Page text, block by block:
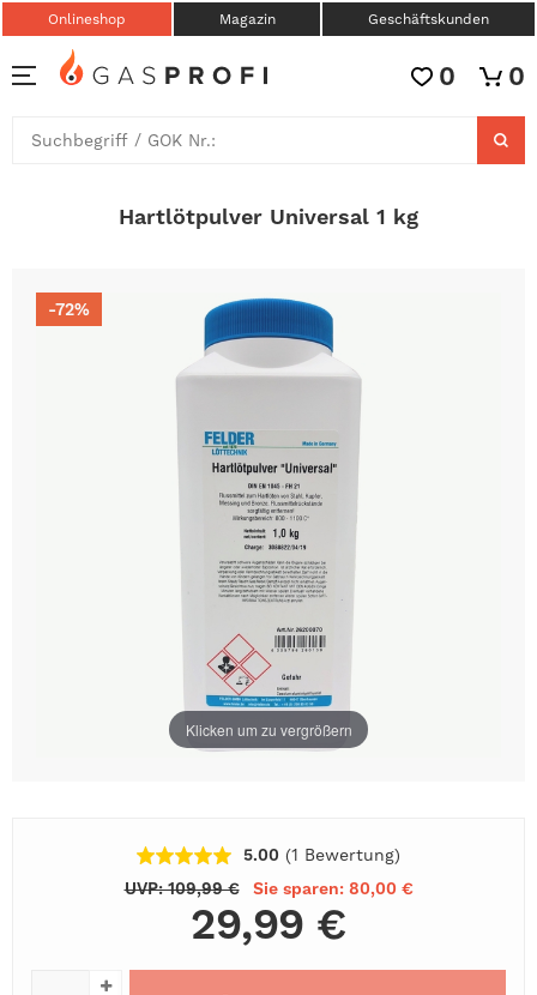
Onlineshop Magazin Geschäftskunden
0 0
Hartlötpulver Universal 1 kg
Klicken um zu vergrößern
-72%
5.00 (1 Bewertung)
UVP: 109,99 €
Sie sparen: 80,00 €
29,99 €